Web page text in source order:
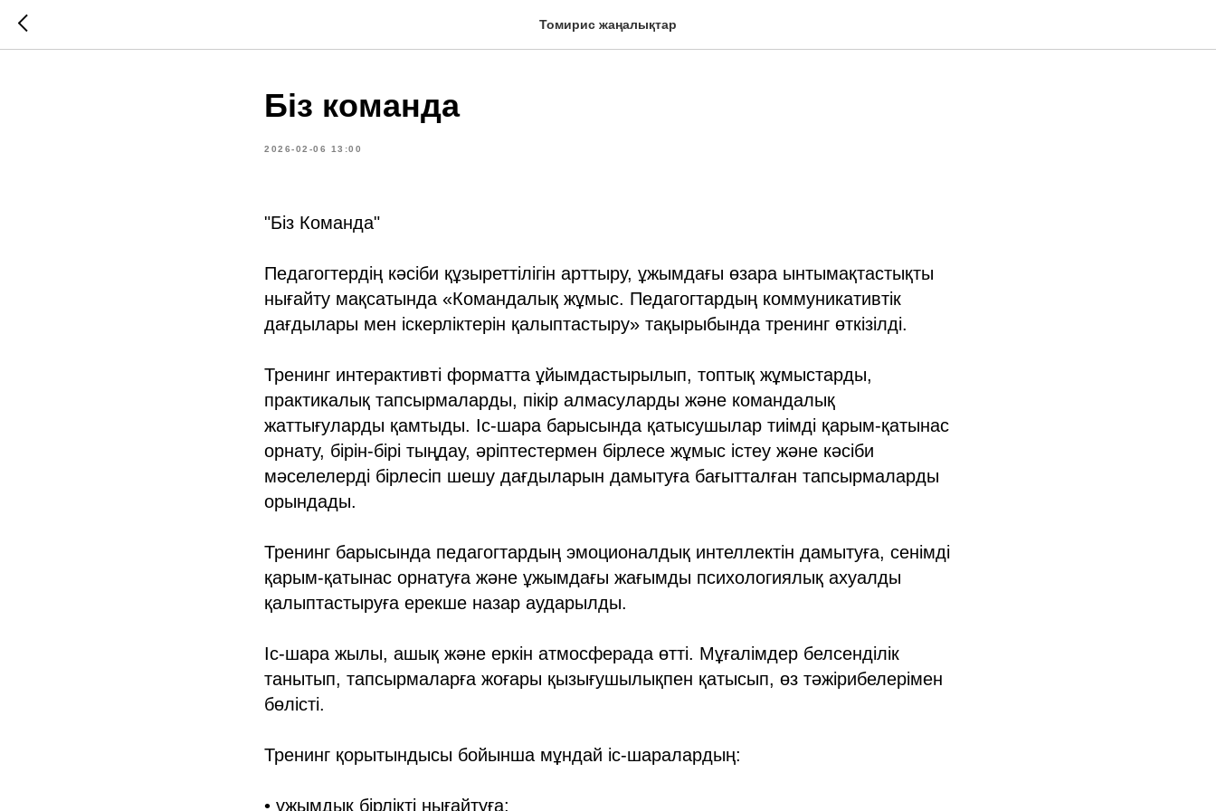
Томирис жаңалықтар
Біз команда
2026-02-06 13:00
"Біз Команда"
Педагогтердің кәсіби құзыреттілігін арттыру, ұжымдағы өзара ынтымақтастықты
нығайту мақсатында «Командалық жұмыс. Педагогтардың коммуникативтік
дағдылары мен іскерліктерін қалыптастыру» тақырыбында тренинг өткізілді.
Тренинг интерактивті форматта ұйымдастырылып, топтық жұмыстарды,
практикалық тапсырмаларды, пікір алмасуларды және командалық
жаттығуларды қамтыды. Іс-шара барысында қатысушылар тиімді қарым-қатынас
орнату, бірін-бірі тыңдау, әріптестермен бірлесе жұмыс істеу және кәсіби
мәселелерді бірлесіп шешу дағдыларын дамытуға бағытталған тапсырмаларды
орындады.
Тренинг барысында педагогтардың эмоционалдық интеллектін дамытуға, сенімді
қарым-қатынас орнатуға және ұжымдағы жағымды психологиялық ахуалды
қалыптастыруға ерекше назар аударылды.
Іс-шара жылы, ашық және еркін атмосферада өтті. Мұғалімдер белсенділік
танытып, тапсырмаларға жоғары қызығушылықпен қатысып, өз тәжірибелерімен
бөлісті.
Тренинг қорытындысы бойынша мұндай іс-шаралардың:
• ұжымдық бірлікті нығайтуға;